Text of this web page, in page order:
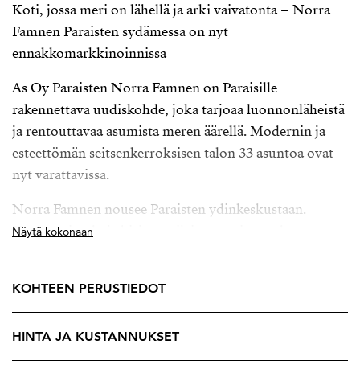
Koti, jossa meri on lähellä ja arki vaivatonta – Norra
Famnen Paraisten sydämessa on nyt
ennakkomarkkinoinnissa
As Oy Paraisten Norra Famnen on Paraisille
rakennettava uudiskohde, joka tarjoaa luonnonläheistä
ja rentouttavaa asumista meren äärellä. Modernin ja
esteettömän seitsenkerroksisen talon 33 asuntoa ovat
nyt varattavissa.
Norra Famnen nousee Paraisten ydinkeskustaan.
Kaupungintalo ja kirjasto sijaitsevat aivan talon
Keskuspuisto, joka kutsuu ulkoilemaan ympäri
vuoden. Linja-autoasemalle kävelet muutamassa
minuutissa, ja Turkuun ajat sujuvasti noin puolessa
tunnissa uusia siltoja pitkin. Meren läheisyys on aina
Näytä kokonaan
KOHTEEN PERUSTIEDOT
HINTA JA KUSTANNUKSET